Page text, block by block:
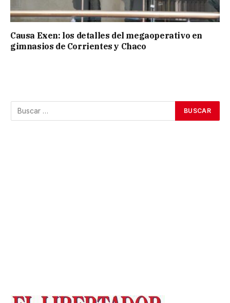
Causa Exen: los detalles del megaoperativo en
gimnasios de Corrientes y Chaco